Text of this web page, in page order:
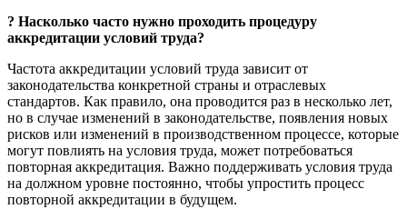
? Насколько часто нужно проходить процедуру
аккредитации условий труда?
Частота аккредитации условий труда зависит от
законодательства конкретной страны и отраслевых
стандартов. Как правило, она проводится раз в несколько лет,
но в случае изменений в законодательстве, появления новых
рисков или изменений в производственном процессе, которые
могут повлиять на условия труда, может потребоваться
повторная аккредитация. Важно поддерживать условия труда
на должном уровне постоянно, чтобы упростить процесс
повторной аккредитации в будущем.